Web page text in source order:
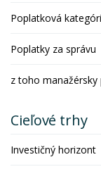
Poplatková
Poplatky za správu
z toho
Cieľové trhy
Investičný horizont